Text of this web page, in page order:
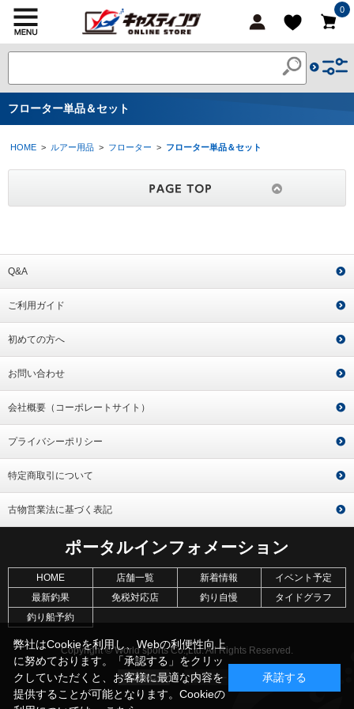
0
フローター単品＆セット
HOME > ルアー用品 > フローター > フローター単品＆セット
Q&A
ご利用ガイド
初めての方へ
お問い合わせ
会社概要（コーポレートサイト）
プライバシーポリシー
特定商取引について
古物営業法に基づく表記
ポータルインフォメーション
HOME 店舗一覧 新着情報
イベント予定
最新釣果
免税対応店 釣り自慢
タイドグラフ
釣り船予約
Copyright © World sports Co.,Ltd. All Rights Reserved.
弊社はCookieを利用し、Webの利便性向上
に努めております。「承認する」をクリッ
クしていただくと、お客様に最適な内容を
提供することが可能となります。Cookieの
承諾する